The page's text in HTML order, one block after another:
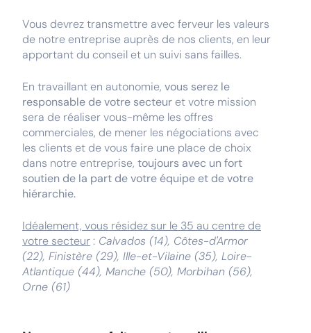
Vous devrez transmettre avec ferveur les valeurs
de notre entreprise auprès de nos clients, en leur
apportant du conseil et un suivi sans failles.
En travaillant en autonomie, vous serez le
responsable de votre secteur et votre mission
sera de réaliser vous-même les offres
commerciales, de mener les négociations avec
les clients et de vous faire une place de choix
dans notre entreprise, toujours avec un fort
soutien de la part de votre équipe et de votre
hiérarchie.
Idéalement, vous résidez sur le 35 au centre de
votre secteur: Calvados (14), Côtes-d'Armor
(22), Finistère (29), Ille-et-Vilaine (35), Loire-
Atlantique (44), Manche (50), Morbihan (56),
Orne (61)